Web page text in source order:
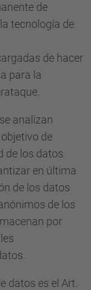
de
tecnología de
de hacer
para la
analizan
de
de los datos
en última
de los datos
de los
por
datos es el Art.